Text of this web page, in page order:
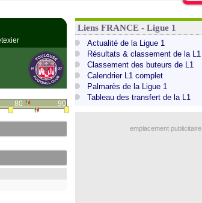
80 90
Liens FRANCE - Ligue 1
Actualité de la Ligue 1
Résultats & classement de la L1
Classement des buteurs de L1
Calendrier L1 complet
Palmarès de la Ligue 1
Tableau des transfert de la L1
emplacement publicitaire